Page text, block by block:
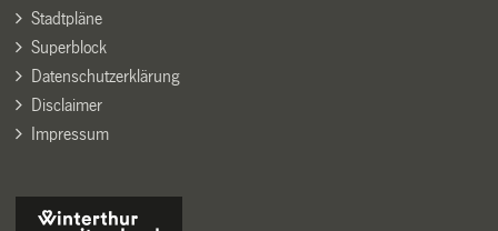
Stadtpläne
Superblock
Datenschutzerklärung
Disclaimer
Impressum